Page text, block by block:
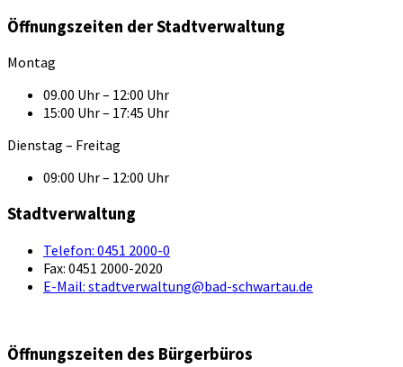
Öffnungszeiten der Stadtverwaltung
Montag
09.00 Uhr – 12:00 Uhr
15:00 Uhr – 17:45 Uhr
Dienstag – Freitag
09:00 Uhr – 12:00 Uhr
Stadtverwaltung
Telefon: 0451 2000-0
Fax: 0451 2000-2020
E-Mail: stadtverwaltung@bad-schwartau.de
Öffnungszeiten des Bürgerbüros